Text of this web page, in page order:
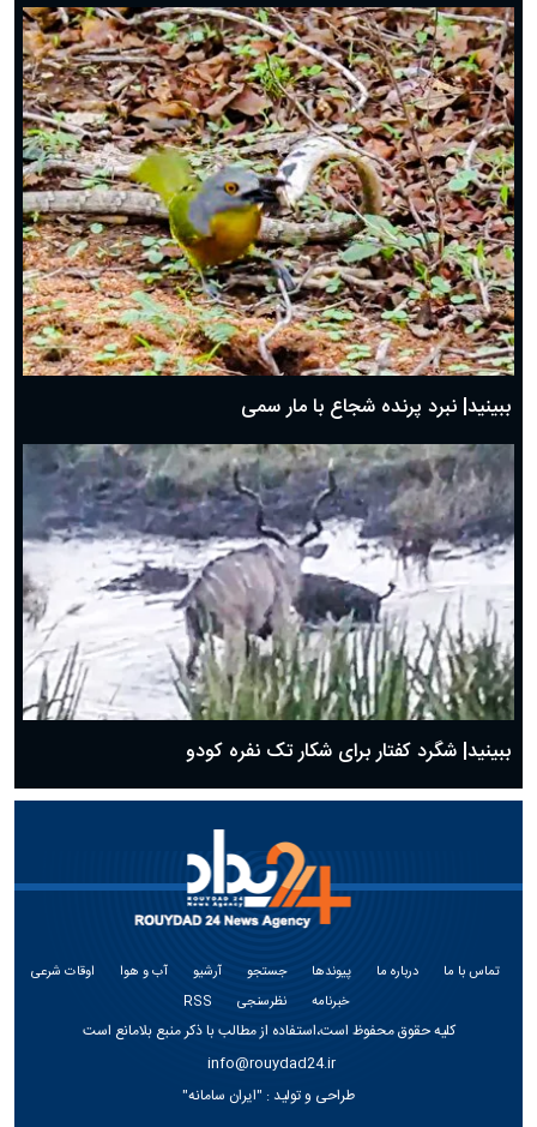
ببینید| نبرد پرنده شجاع با مار سمی
ببینید| شگرد کفتار برای شکار تک نفره کودو
تماس با ما درباره ما پیوندها جستجو آرشیو آب و هوا
اوقات شرعی
خبرنامه
نظرسنجی RSS
کلیه حقوق محفوظ است،استفاده از مطالب با ذکر منبع بلامانع است
info@rouydad24.ir
طراحی و تولید : "ایران سامانه"